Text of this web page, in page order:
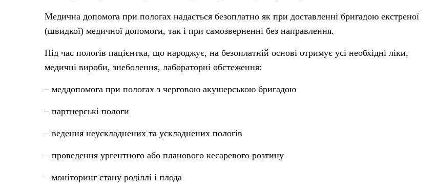
Медична допомога при пологах надається безоплатно як при доставленні бригадою екстреної
(швидкої) медичної допомоги, так і при самозверненні без направлення.
Під час пологів пацієнтка, що народжує, на безоплатній основі отримує усі необхідні ліки,
медичні вироби, знеболення, лабораторні обстеження:
– меддопомога при пологах з черговою акушерською бригадою
– партнерські пологи
– ведення неускладнених та ускладнених пологів
– проведення ургентного або планового кесаревого розтину
– моніторинг стану роділлі і плода